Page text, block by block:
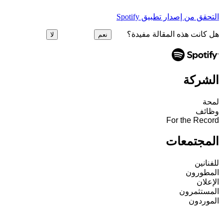
التحقق من إصدار تطبيق Spotify
هل كانت هذه المقالة مفيدة؟ نعم لا
الشركة
لمحة
وظائف
For the Record
المجتمعات
للفنانين
المطورون
الإعلان
المستثمرون
الموردون